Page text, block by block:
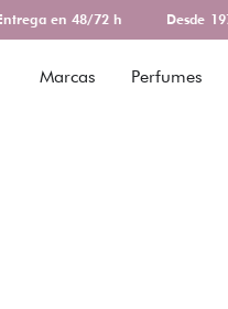
en 48/72 h Desde
Marcas Perfumes